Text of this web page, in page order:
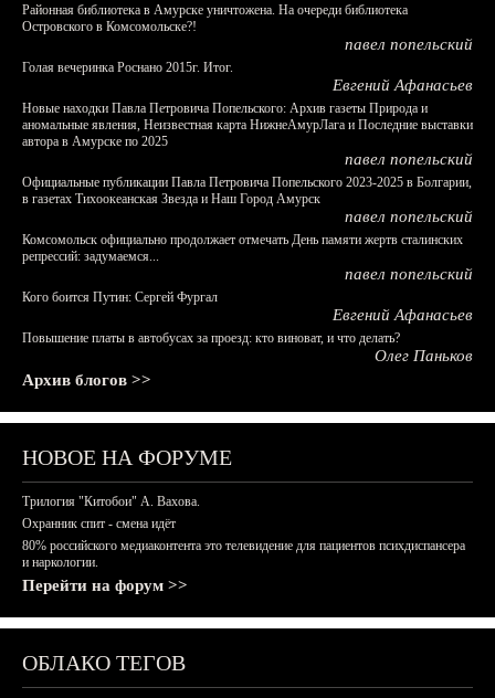
Районная библиотека в Амурске уничтожена. На очереди библиотека
Островского в Комсомольске?!
павел попельский
Голая вечеринка Роснано 2015г. Итог.
Евгений Афанасьев
Новые находки Павла Петровича Попельского: Архив газеты Природа и
аномальные явления, Неизвестная карта НижнеАмурЛага и Последние выставки
автора в Амурске по 2025
павел попельский
Официальные публикации Павла Петровича Попельского 2023-2025 в Болгарии,
в газетах Тихоокеанская Звезда и Наш Город Амурск
павел попельский
Комсомольск официально продолжает отмечать День памяти жертв сталинских
репрессий: задумаемся...
павел попельский
Кого боится Путин: Сергей Фургал
Евгений Афанасьев
Повышение платы в автобусах за проезд: кто виноват, и что делать?
Олег Паньков
Архив блогов >>
НОВОЕ НА ФОРУМЕ
Трилогия "Китобои" А. Вахова.
Охранник спит - смена идёт
80% российского медиаконтента это телевидение для пациентов психдиспансера
и наркологии.
Перейти на форум >>
ОБЛАКО ТЕГОВ